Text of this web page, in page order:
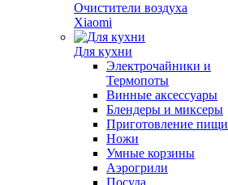
Очистители воздуха
Xiaomi
Для кухни
Электрочайники и
Термопоты
Винные аксессуары
Блендеры и миксеры
Приготовление пищи
Ножи
Умные корзины
Аэрогрили
Посуда